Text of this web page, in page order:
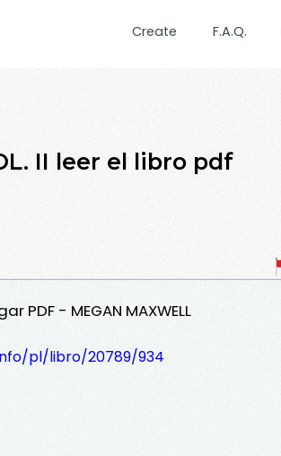
Create F.A.Q.
II leer el libro pdf
PDF - MEGAN MAXWELL
pl/libro/20789/934